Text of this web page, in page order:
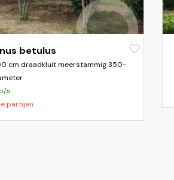
betulus
cm draadkluit meerstammig 350-
s
partijen